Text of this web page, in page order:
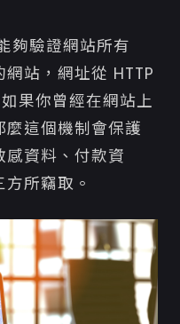
夠驗證網站所有
站，網址從 HTTP
果你曾經在網站上
這個機制會保護
感資料、付款資
所竊取。